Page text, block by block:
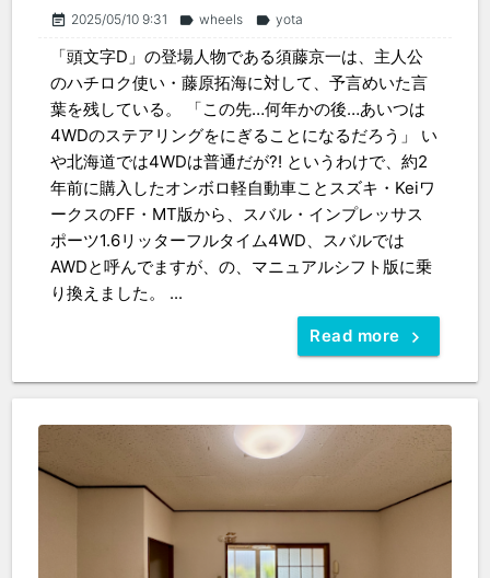
event_note 2025/05/10 9:31 label wheels label yota
「頭文字D」の登場人物である須藤京一は、主人公
のハチロク使い・藤原拓海に対して、予言めいた言
葉を残している。 「この先…何年かの後…あいつは
4WDのステアリングをにぎることになるだろう」 い
や北海道では4WDは普通だが?! というわけで、約2
年前に購入したオンボロ軽自動車ことスズキ・Keiワ
ークスのFF・MT版から、スバル・インプレッサス
ポーツ1.6リッターフルタイム4WD、スバルでは
AWDと呼んでますが、の、マニュアルシフト版に乗
り換えました。 ...
Read more